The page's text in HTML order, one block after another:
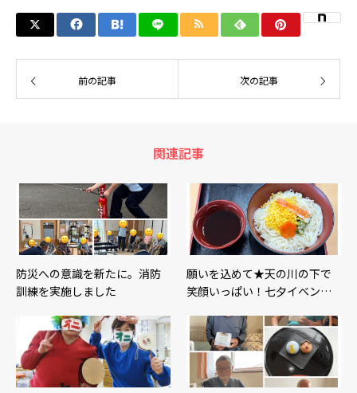
前の記事 次の記事
関連記事
防災への意識を新たに。消防
訓練を実施しました
願いを込めて★天の川の下で
笑顔いっぱい！七夕イベン…